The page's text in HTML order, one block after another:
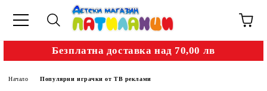
Безплатна доставка над 70,00 лв
Начало Популярни играчки от ТВ реклами